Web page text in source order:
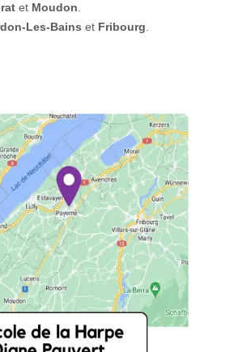
et Moudon
Les-Bains et Fribourg